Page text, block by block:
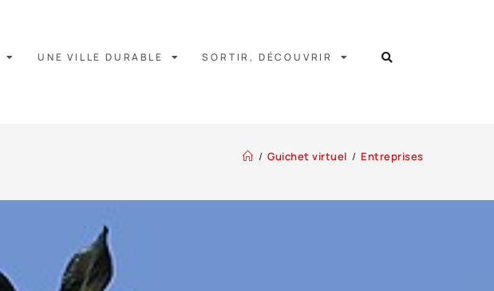
UNE VILLE DURABLE SORTIR, DÉCOUVRIR
/ Guichet virtuel / Entreprises